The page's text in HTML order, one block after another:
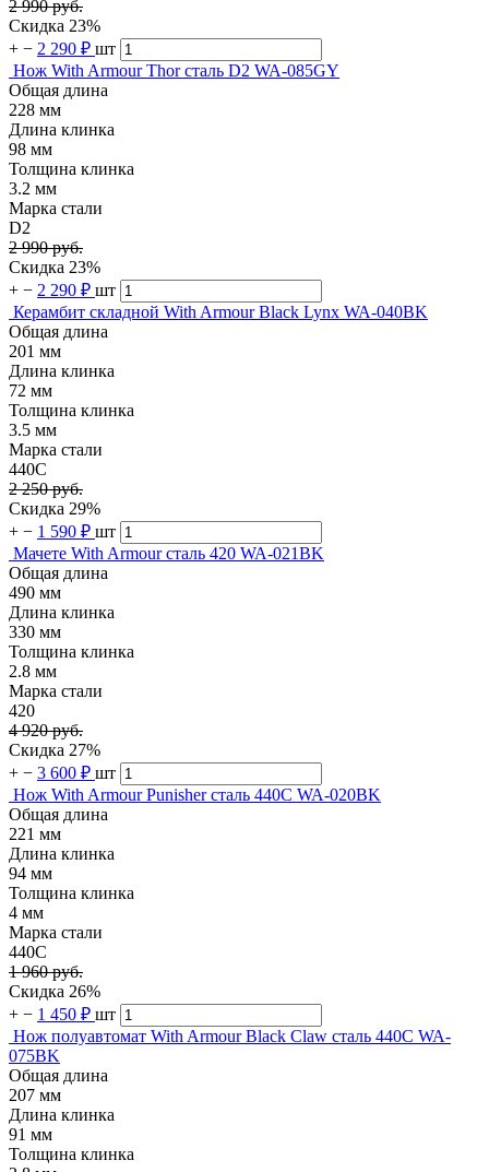
2 990 руб.
Скидка 23%
+ − 2 290 ₽ шт
Нож With Armour Thor сталь D2 WA-085GY
Общая длина
228 мм
Длина клинка
98 мм
Толщина клинка
3.2 мм
Марка стали
D2
2 990 руб.
Скидка 23%
+ − 2 290 ₽ шт
Керамбит складной With Armour Black Lynx WA-040BK
Общая длина
201 мм
Длина клинка
72 мм
Толщина клинка
3.5 мм
Марка стали
440C
2 250 руб.
Скидка 29%
+ − 1 590 ₽ шт
Мачете With Armour сталь 420 WA-021BK
Общая длина
490 мм
Длина клинка
330 мм
Толщина клинка
2.8 мм
Марка стали
420
4 920 руб.
Скидка 27%
+ − 3 600 ₽ шт
Нож With Armour Punisher сталь 440C WA-020BK
Общая длина
221 мм
Длина клинка
94 мм
Толщина клинка
4 мм
Марка стали
440C
1 960 руб.
Скидка 26%
+ − 1 450 ₽ шт
Нож полуавтомат With Armour Black Claw сталь 440C WA-
075BK
Общая длина
207 мм
Длина клинка
91 мм
Толщина клинка